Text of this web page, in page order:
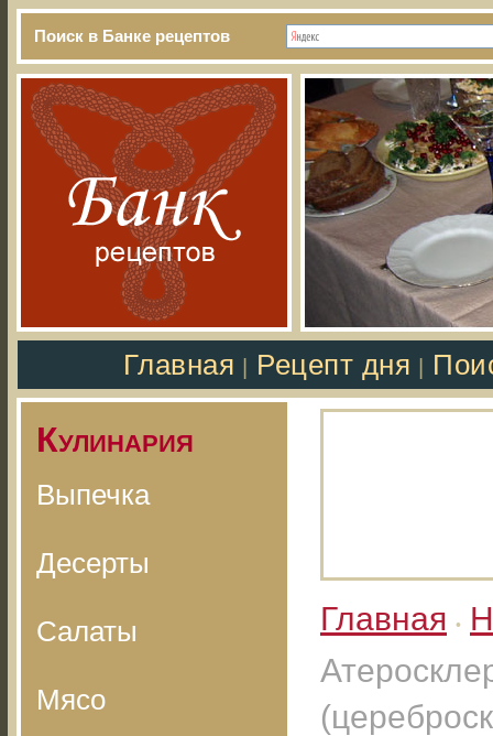
Поиск в Банке рецептов
Главная Рецепт дня
Кулинария
Выпечка
Десерты
Салаты
Мясо
Главная •